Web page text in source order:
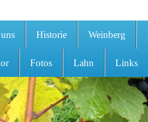
Historie Weinberg
Fotos Lahn Links